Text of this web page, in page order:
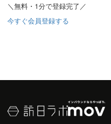
＼無料・1分で登録完了／
今すぐ会員登録する